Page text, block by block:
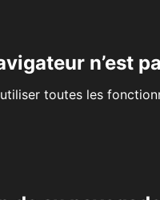
n’est
toutes les